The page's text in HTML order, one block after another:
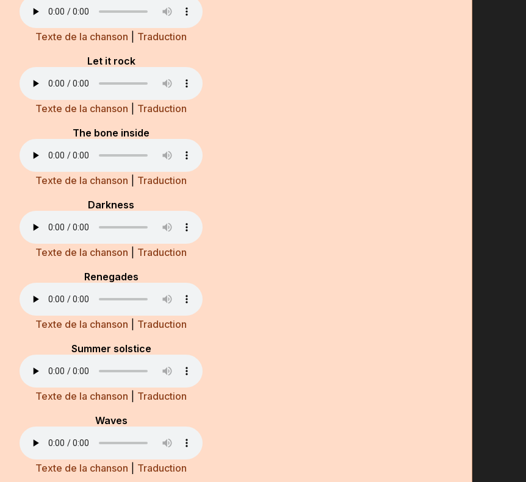
Texte de la chanson
Traduction
Let it rock
Texte de la chanson
Traduction
The bone inside
Texte de la chanson
Traduction
Darkness
Texte de la chanson
Traduction
Renegades
Texte de la chanson
Traduction
Summer solstice
Texte de la chanson
Traduction
Waves
Texte de la chanson Traduction